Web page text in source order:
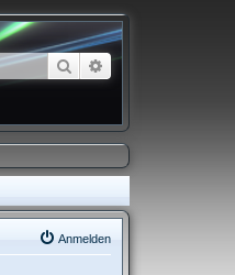
Suche Erweiterte Suche
Anmelden